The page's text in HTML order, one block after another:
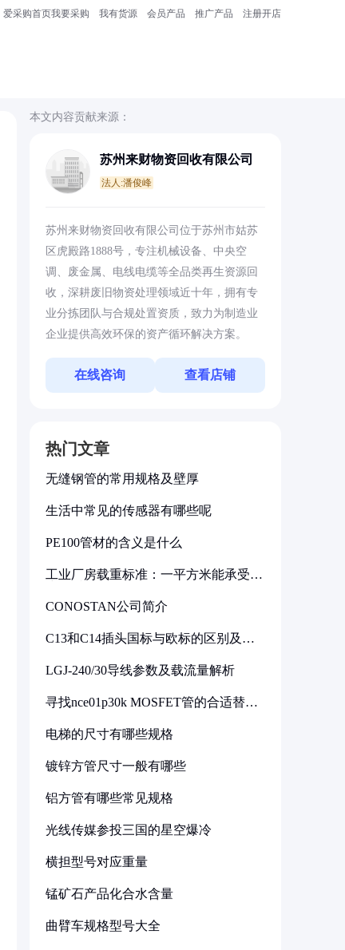
爱采购首页我要采购 我有货源 会员产品 推广产品 注册开店
本文内容贡献来源：
苏州来财物资回收有限公司
法人:潘俊峰
苏州来财物资回收有限公司位于苏州市姑苏
区虎殿路1888号，专注机械设备、中央空
调、废金属、电线电缆等全品类再生资源回
收，深耕废旧物资处理领域近十年，拥有专
业分拣团队与合规处置资质，致力为制造业
企业提供高效环保的资产循环解决方案。
在线咨询 查看店铺
热门文章
无缝钢管的常用规格及壁厚
生活中常见的传感器有哪些呢
PE100管材的含义是什么
工业厂房载重标准：一平方米能承受多
CONOSTAN公司简介
C13和C14插头国标与欧标的区别及其
LGJ-240/30导线参数及载流量解析
寻找nce01p30k MOSFET管的合适替代
电梯的尺寸有哪些规格
镀锌方管尺寸一般有哪些
铝方管有哪些常见规格
光线传媒参投三国的星空爆冷
横担型号对应重量
锰矿石产品化合水含量
曲臂车规格型号大全